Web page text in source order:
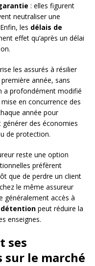
: elles figurent
neutraliser une
les délais de
effet qu’après un délai
les assurés à résilier
année, sans
a profondément modifié
en concurrence des
année pour
des économies
de protection.
reste une option
préfèrent
que de perdre un client
le même assureur
généralement accès à
peut réduire la
enseignes.
ses
le marché